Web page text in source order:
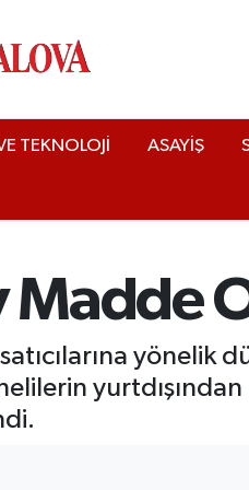
TEKNOLOJİ ASAYİŞ
Madde
yönelik